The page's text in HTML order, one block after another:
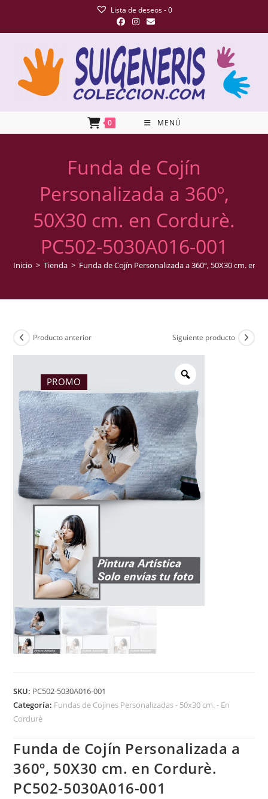
Lista de deseos -0
0 MENÚ
Funda de Cojín
Personalizada a 360º,
50X30 cm. en Cordurè.
PC502-5030A016-001
Inicio > Tienda > Funda de Cojín Personalizada a 360º, 50X30 cm. en
PROMO
Producto anterior Siguiente producto
SKU: PC502-5030A016-001
Categoría: Fundas de Cojines Personalizadas - 50x30 cm. - En
Cordurè
Funda de Cojín Personalizada a
360º, 50X30 cm. en Cordurè.
PC502-5030A016-001